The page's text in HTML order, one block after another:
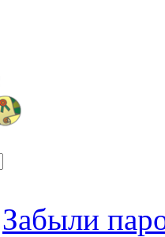
Забыли